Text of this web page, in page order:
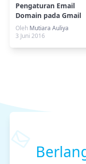
Pengaturan Email
Domain pada Gmail
Oleh Mutiara Auliya
3 Juni 2016